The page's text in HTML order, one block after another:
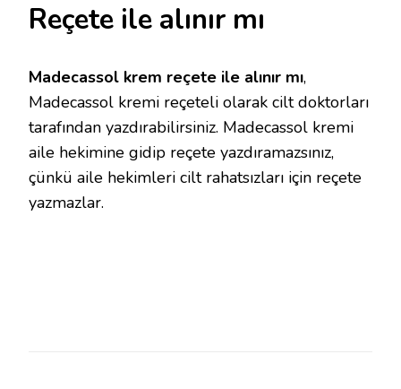
Reçete ile alınır mı
Madecassol krem reçete ile alınır mı,
Madecassol kremi reçeteli olarak cilt doktorları
tarafından yazdırabilirsiniz. Madecassol kremi
aile hekimine gidip reçete yazdıramazsınız,
çünkü aile hekimleri cilt rahatsızları için reçete
yazmazlar.